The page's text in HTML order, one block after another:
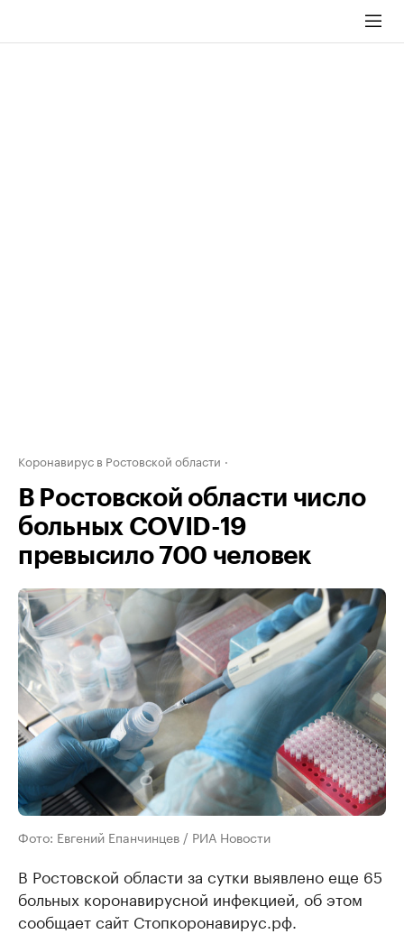
Коронавирус в Ростовской области
В Ростовской области число
больных COVID-19
превысило 700 человек
Фото: Евгений Епанчинцев / РИА Новости
В Ростовской области за сутки выявлено еще 65
больных коронавирусной инфекцией, об этом
сообщает сайт Стопкоронавирус.рф.